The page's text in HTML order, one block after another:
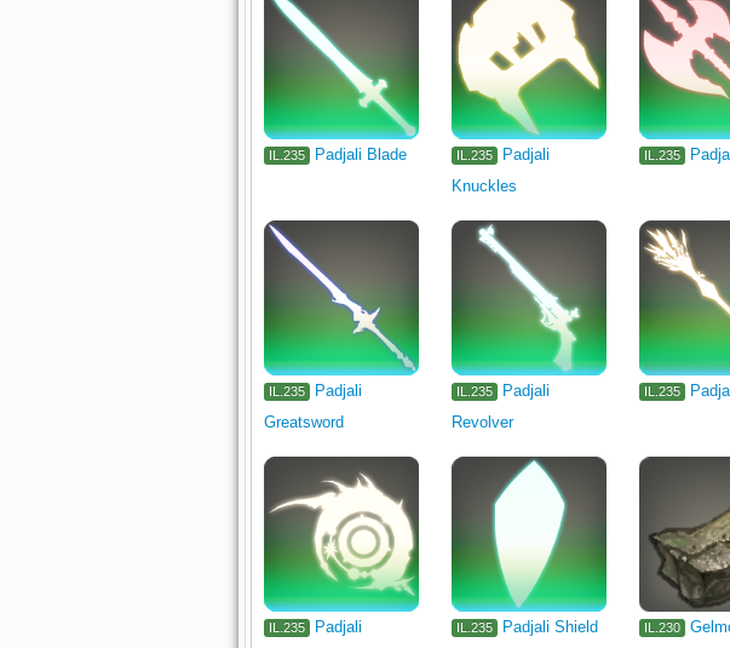
Archer's Arm Lancer's Arm Two-handed Thaumaturge's
Miscellany
Minion
IL.235 Padjali Blade IL.235
Padjali
Knuckles
IL.235
IL.235
Padjali
Greatsword
IL.235
Padjali
Revolver
IL.235
IL.235
Padjali
IL.235 Padjali Shield IL.230